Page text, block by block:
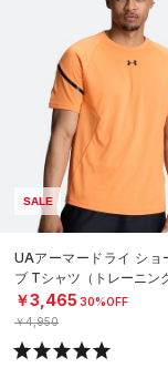
SALE
UAアーマードライ ショ
ブ Tシャツ（トレーニン
￥3,465 30%OFF
￥4,950